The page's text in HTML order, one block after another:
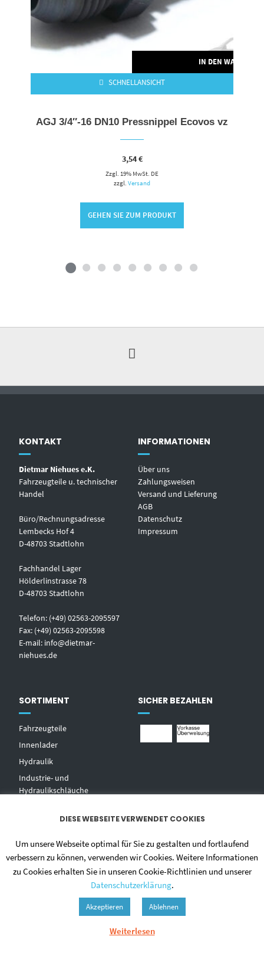
IN DEN
SCHNELLANSICHT
AGJ 3/4″-16 DN10 Pressnippel Ecovos vz
3,54€
Zzgl. 19% MwSt. DE
zzgl.Versand
GEHEN SIE ZUM PRODUKT
KONTAKT
Dietmar Niehues e.K.
Fahrzeugteile u. technischer
Handel
Büro/Rechnungsadresse
Lembecks Hof 4
D-48703 Stadtlohn
Fachhandel Lager
Hölderlinstrasse 78
D-48703 Stadtlohn
Telefon: (+49) 02563-2095597
Fax: (+49) 02563-2095598
E-mail: info@dietmar-
niehues.de
INFORMATIONEN
Über uns
Zahlungsweisen
Versand und Lieferung
AGB
Datenschutz
Impressum
SORTIMENT
Fahrzeugteile
Innenlader
Hydraulik
Industrie- und
Hydraulikschläuche
Zentralschmierungen
Hochdruckwaschgeräte und
SICHER BEZAHLEN
DIESE WEBSEITE VERWENDET COOKIES
Um unsere Webseite optimal für Sie zu gestalten und fortlaufend
verbessern zu können, verwenden wir Cookies. Weitere Informationen
zu Cookies erhalten Sie in unseren Cookie-Richtlinien und unserer
Datenschutzerklärung.
Akzeptieren Ablehnen
Weiterlesen